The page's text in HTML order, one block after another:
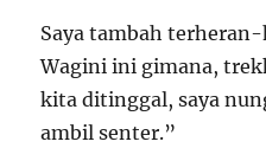
Saya tambah
Wagini ini gimana,
kita ditinggal, saya
ambil senter.”